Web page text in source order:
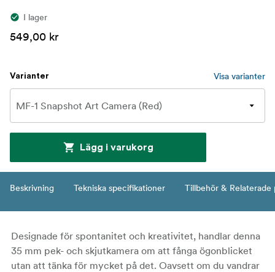
I lager
549,00 kr
Varianter Visa varianter
Lägg i varukorg
Beskrivning Tekniska specifikationer Tillbehör & Relaterade
Designade för spontanitet och kreativitet, handlar denna
35 mm pek- och skjutkamera om att fånga ögonblicket
utan att tänka för mycket på det. Oavsett om du vandrar